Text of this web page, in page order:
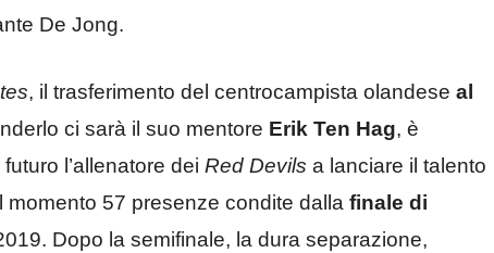
De Jong.
, il trasferimento del centrocampista olandese al
ci sarà il suo mentore Erik Ten Hag, è
l’allenatore dei Red Devils a lanciare il talento
momento 57 presenze condite dalla finale di
Dopo la semifinale, la dura separazione,